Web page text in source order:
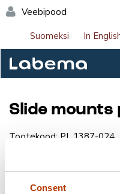
Consent
Suomeksi In
Veebipood
Slide mounts
Tootekood: PL.1387-024
Pakend:1 tk